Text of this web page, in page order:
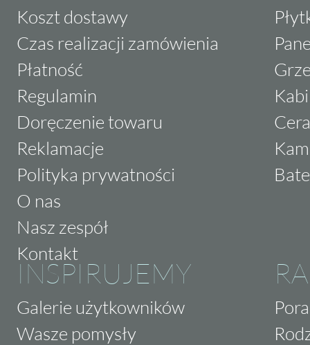
Koszt dostawy
Czas realizacji zamówienia
Płatność
Regulamin
Doręczenie towaru
Reklamacje
Polityka prywatności
O nas
Nasz zespół
Kontakt
INSPIRUJEMY
Galerie użytkowników
Wasze pomysły